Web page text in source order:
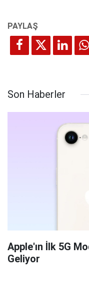
Son Haberler
Apple'ın İlk 5G
Geliyor